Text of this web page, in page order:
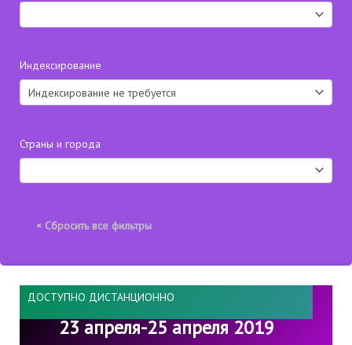
Индексирование
Страны и города
ДОСТУПНО ДИСТАНЦИОННО
23 апреля-25 апреля 2019